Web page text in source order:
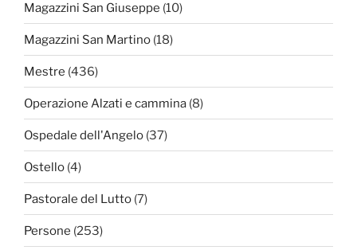
Magazzini San Giuseppe (10)
Magazzini San Martino (18)
Mestre (436)
Operazione Alzati e cammina (8)
Ospedale dell'Angelo (37)
Ostello (4)
Pastorale del Lutto (7)
Persone (253)